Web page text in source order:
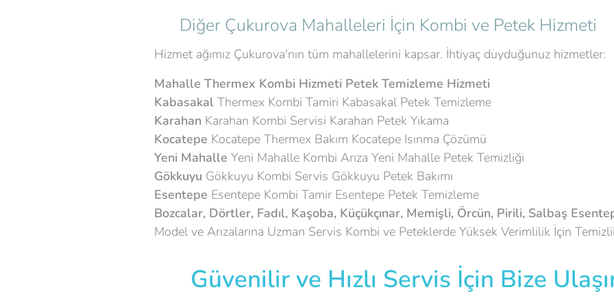
📍 Diğer Çukurova Mahalleleri İçin Kombi ve Petek Hizmeti
Hizmet ağımız Çukurova'nın tüm mahallelerini kapsar. İhtiyaç duyduğunuz hizmetler:
Mahalle Thermex Kombi Hizmeti Petek Temizleme Hizmeti
KabasakalThermex Kombi Tamiri Kabasakal Petek Temizleme
Karahan Karahan Kombi Servisi Karahan Petek Yıkama
Kocatepe Kocatepe Thermex Bakım Kocatepe Isınma Çözümü
Yeni Mahalle Yeni Mahalle Kombi Arıza Yeni Mahalle Petek Temizliği
Gökkuyu Gökkuyu Kombi Servis Gökkuyu Petek Bakımı
Esentepe Esentepe Kombi Tamir Esentepe Petek Temizleme
Bozcalar, Dörtler, Fadıl, Kaşoba, Küçükçınar, Memişli, Örcün, Pirili, Salbaş
Model ve Arızalarına Uzman Servis Kombi ve Peteklerde Yüksek Verimlilik İçin
📞 Güvenilir ve Hızlı Servis İçin Bize